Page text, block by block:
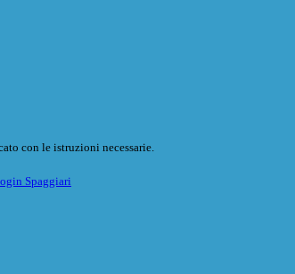
con le istruzioni necessarie.
Spaggiari